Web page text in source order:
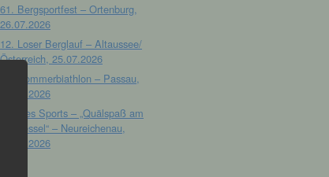
61. Bergsportfest – Ortenburg,
26.07.2026
12. Loser Berglauf – Altaussee/
Österreich, 25.07.2026
32. Sommerbiathlon – Passau,
18.07.2026
Tag des Sports – „Quälspaß am
Dreisessel“ – Neureichenau,
18.07.2026